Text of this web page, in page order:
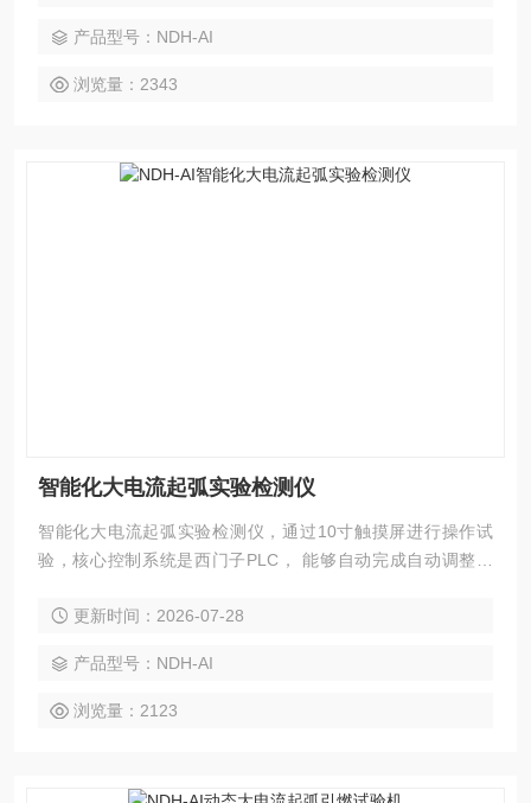
产品型号：NDH-AI
浏览量：2343
智能化大电流起弧实验检测仪
智能化大电流起弧实验检测仪，通过10寸触摸屏进行操作试
验，核心控制系统是西门子PLC， 能够自动完成自动调整电
中智能化和自动化比较高的检测设备。
更新时间：2026-07-28
产品型号：NDH-AI
浏览量：2123